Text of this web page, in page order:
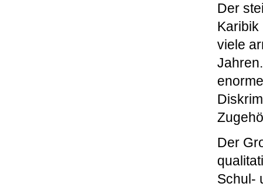
Der
Karibik
viele
Der
Schul-